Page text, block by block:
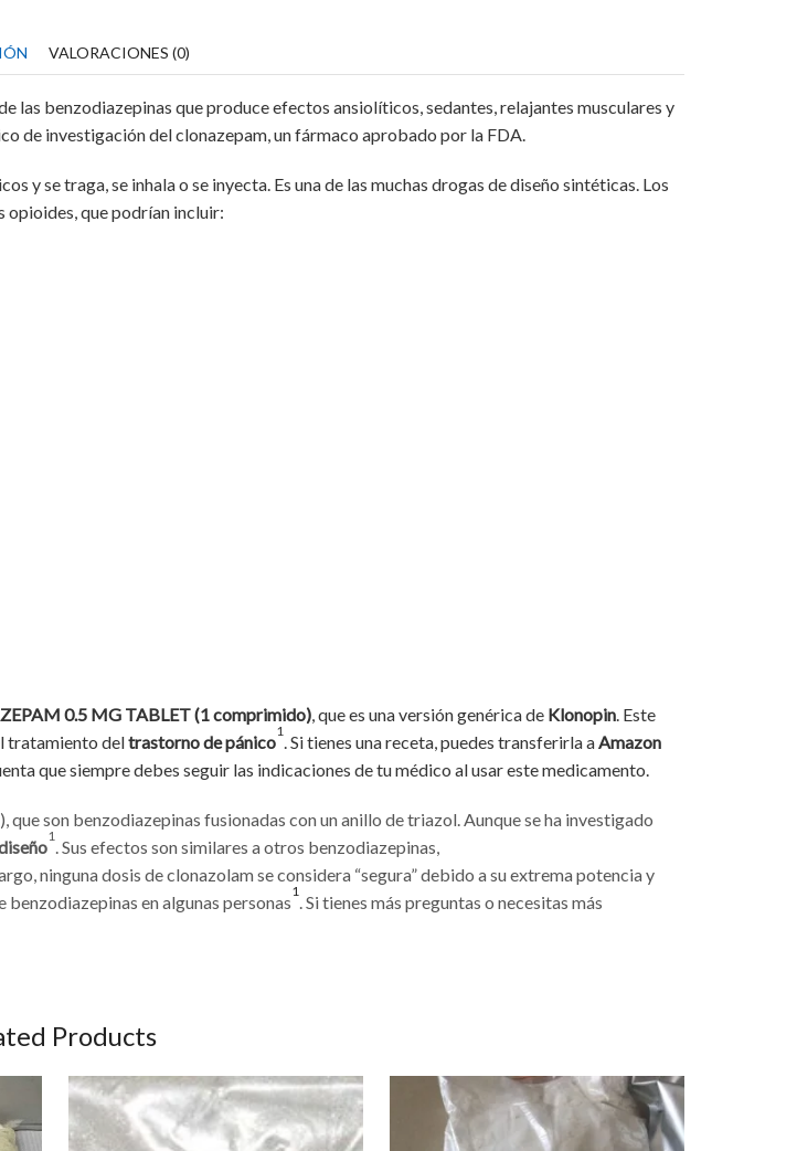
VALORACIONES (0)
las benzodiazepinas que produce efectos ansiolíticos, sedantes, relajantes musculares y
de investigación del clonazepam, un fármaco aprobado por la FDA.
y setraga , se inhala o se inyecta. Es una de las muchas drogas de diseño sintéticas. Los
opioides, que podrían incluir:
0.5 MG TABLET (1 comprimido), que es una versión genérica de Klonopin. Este
tratamiento deltrastorno de pánico
1
. Si tienes una receta, puedes transferirla aAmazon
que siempre debes seguir las indicaciones de tu médico al usar este medicamento.
que son benzodiazepinas fusionadas con un anillo de triazol. Aunque se ha investigado
1
. Sus efectos son similares a otros benzodiazepinas,
ninguna dosis de clonazolam se considera “segura” debido a su extrema potencia y
en algunas personas
1
. Si tienes más preguntas o necesitas más
Products